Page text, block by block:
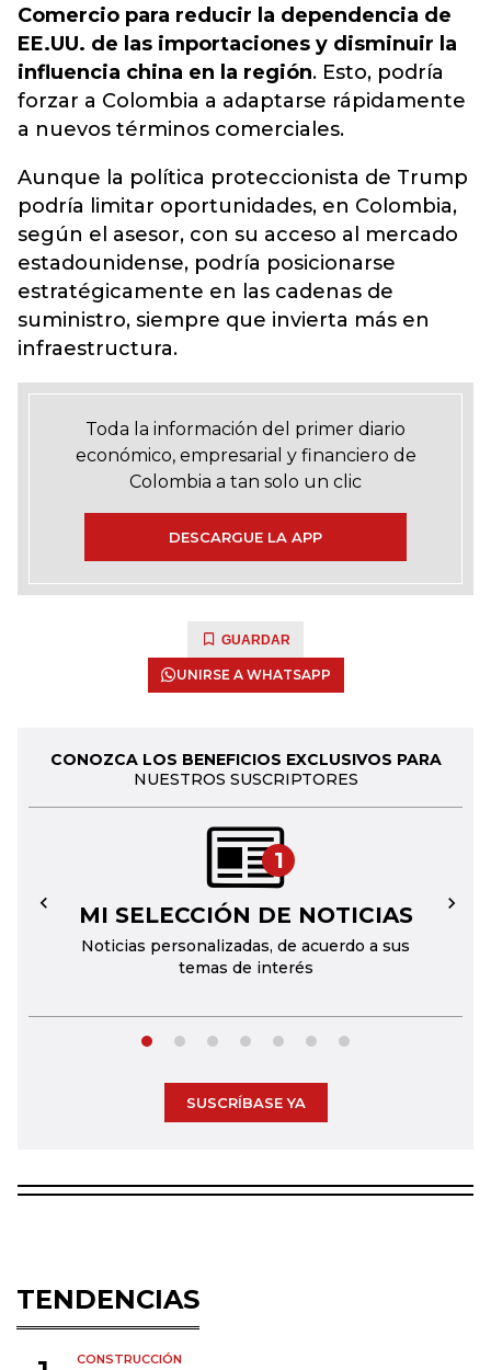
Comercio para reducir la dependencia de
EE.UU. de las importaciones y disminuir la
influencia china en la región. Esto, podría
forzar a Colombia a adaptarse rápidamente
a nuevos términos comerciales.
Aunque la política proteccionista de Trump
podría limitar oportunidades, en Colombia,
según el asesor, con su acceso al mercado
estadounidense, podría posicionarse
estratégicamente en las cadenas de
suministro, siempre que invierta más en
infraestructura.
Toda la información del primer diario
económico, empresarial y financiero de
Colombia a tan solo un clic
DESCARGUE LA APP
GUARDAR
UNIRSE A WHATSAPP
CONOZCA LOS BENEFICIOS EXCLUSIVOS PARA
NUESTROS SUSCRIPTORES
1
MI SELECCIÓN DE NOTICIAS
Noticias personalizadas, de acuerdo a sus
temas de interés
← →
SUSCRÍBASE YA
TENDENCIAS
CONSTRUCCIÓN